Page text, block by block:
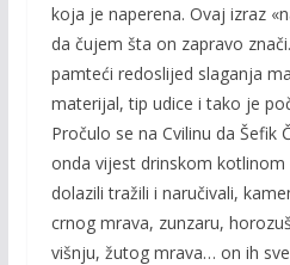
koja je naperena. Ovaj izraz
da čujem šta on zapravo
pamteći redoslijed slaganja
materijal, tip udice i tako je
Pročulo se na Cvilinu da Šefik
onda vijest drinskom kotlinom
dolazili tražili i naručivali,
crnog mrava, zunzaru,
višnju, žutog mrava… on ih